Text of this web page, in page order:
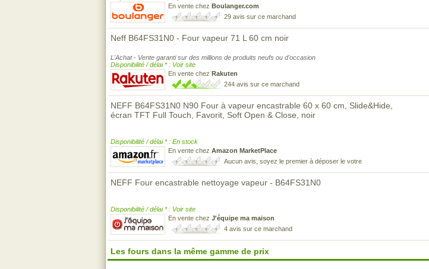
En vente chez Boulanger.com
29 avis sur ce marchand
Neff B64FS31N0 - Four vapeur 71 L 60 cm noir
L'Achat - Vente garanti sur des millions de produits neufs ou d'occasion
Disponibilité / délai * : Voir site
En vente chez Rakuten
244 avis sur ce marchand
NEFF B64FS31N0 N90 Four à vapeur encastrable 60 x 60 cm, Slide&Hide,
écran TFT Full Touch, Favorit, Soft Open & Close, noir
Disponibilité / délai * : En stock
En vente chez Amazon MarketPlace
Aucun avis, soyez le premier à déposer le votre
NEFF Four encastrable nettoyage vapeur - B64FS31N0
Disponibilité / délai * : Voir site
En vente chez J'équipe ma maison
4 avis sur ce marchand
Les fours dans la même gamme de prix